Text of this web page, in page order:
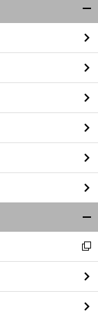
満
。
Ｊ
」
、
閉
る
閉
る
新
し
い
ウ
ィ